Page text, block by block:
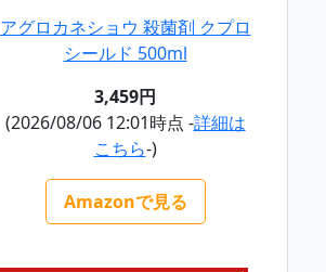
アグロカネショウ 殺菌剤 クプロ
シールド 500ml
3,459円
(2026/08/06 12:01時点 -詳細は
こちら-)
Amazonで見る